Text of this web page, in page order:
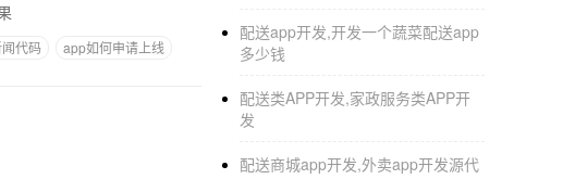
代码
app如何申请上线
配送app开发,开发一个蔬菜配送app
多少钱
配送类APP开发,家政服务类APP开
发
配送商城app开发,外卖app开发源代